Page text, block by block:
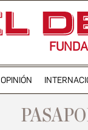
OPINIÓN